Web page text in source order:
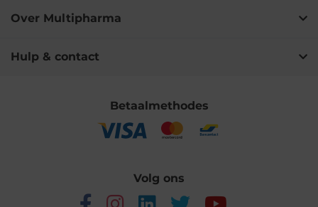
Over Multipharma
Hulp & contact
Betaalmethodes
Volg ons